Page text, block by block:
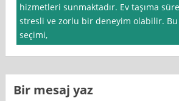
hizmetleri sunmaktadır. Ev taşıma
stresli ve zorlu bir deneyim olabilir.
seçimi,
Bir mesaj yaz